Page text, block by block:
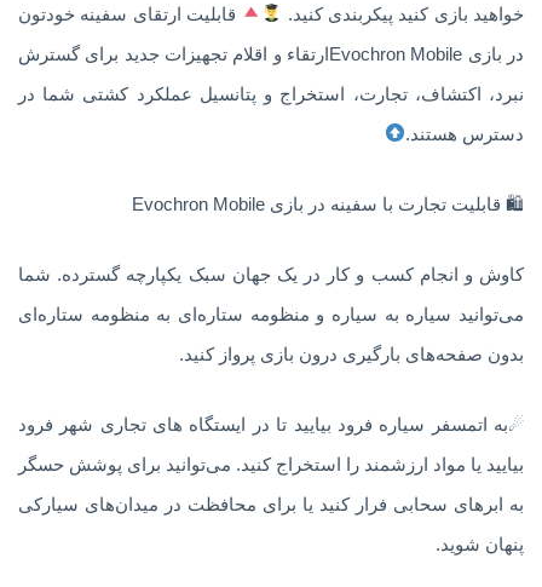
خواهید بازی کنید پیکربندی کنید.
قابلیت ارتقای سفینه خودتون
در بازی Evochron Mobileارتقاء و اقلام تجهیزات جدید برای گسترش
نبرد، اکتشاف، تجارت، استخراج و پتانسیل عملکرد کشتی شما در
دسترس هستند.
🛍 قابلیت تجارت با سفینه در بازی Evochron Mobile
کاوش و انجام کسب و کار در یک جهان سبک یکپارچه گسترده. شما
می‌توانید سیاره به سیاره و منظومه ستاره‌ای به منظومه ستاره‌ای
بدون صفحه‌های بارگیری درون بازی پرواز کنید.
☄به اتمسفر سیاره فرود بیایید تا در ایستگاه های تجاری شهر فرود
بیایید یا مواد ارزشمند را استخراج کنید. می‌توانید برای پوشش حسگر
به ابرهای سحابی فرار کنید یا برای محافظت در میدان‌های سیارکی
پنهان شوید.